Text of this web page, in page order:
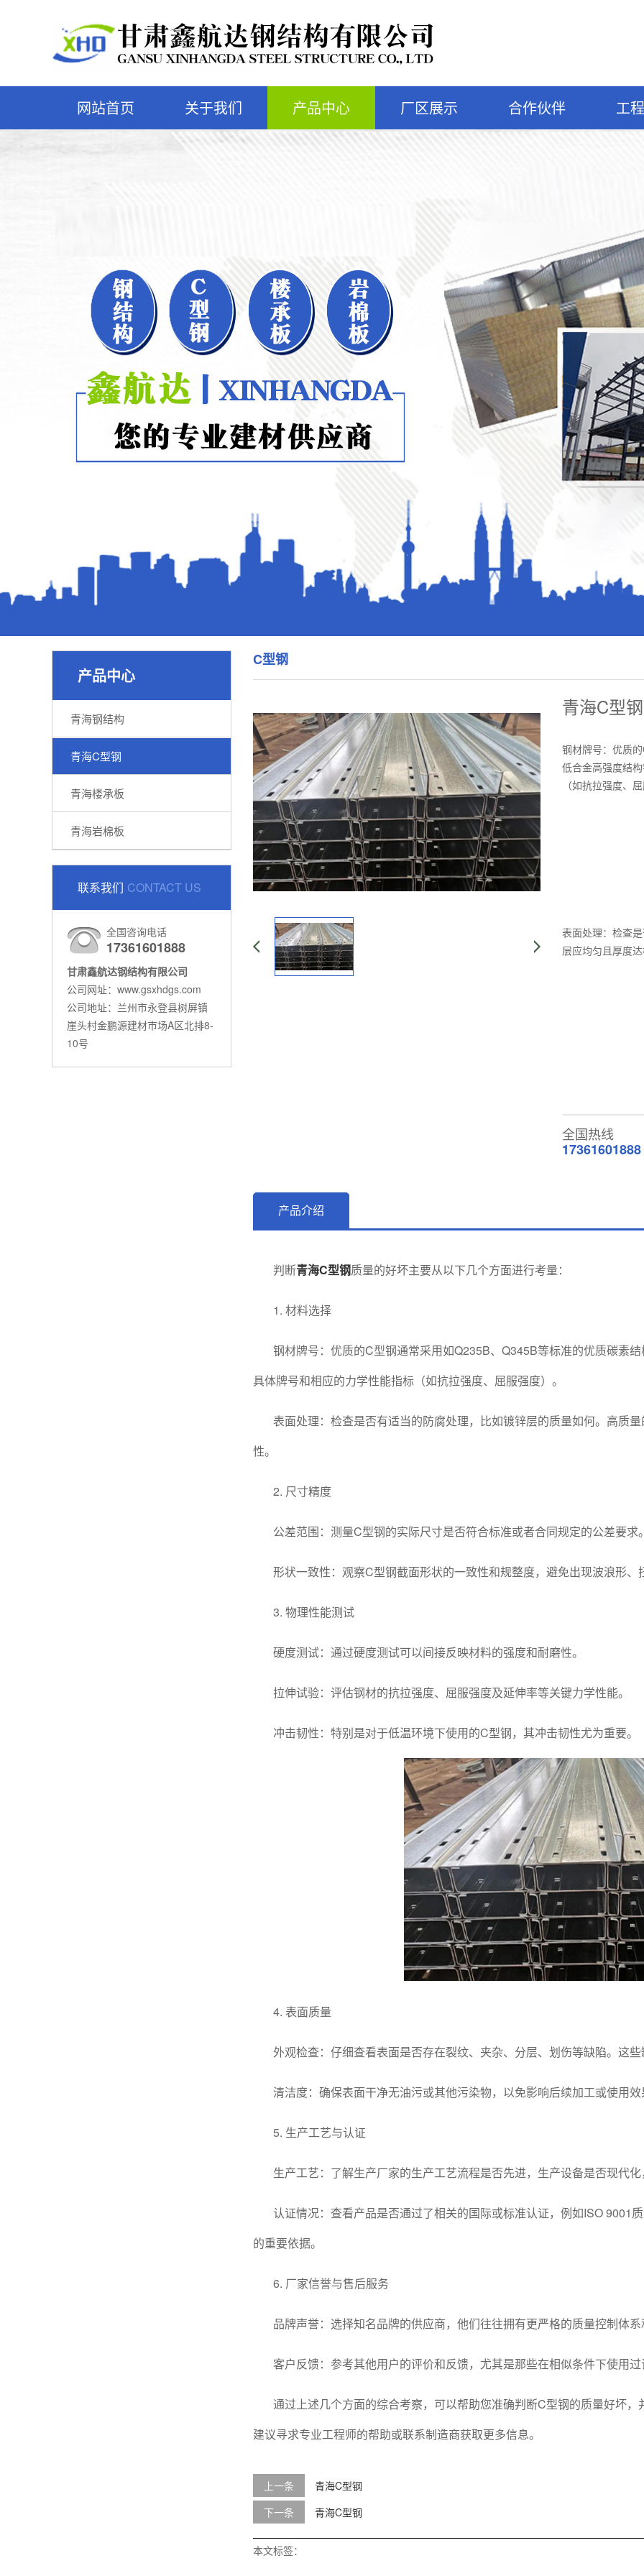
网站首页 关于我们 产品中心 厂区展示 合作伙伴 工
产品中心
青海钢结构
青海C型钢
青海楼承板
青海岩棉板
联系我们 CONTACT US
全国咨询电话
17361601888
甘肃鑫航达钢结构有限公司
公司网址：www.gsxhdgs.com
公司地址：兰州市永登县树屏镇
崖头村金鹏源建材市场A区北排8-
10号
C型钢
青海C型钢
钢材牌号：优质
低合金高强度结
（如抗拉强度、
表面处理：检查
层应均匀且厚度
全国热线
17361601888
产品介绍
判断青海C型钢质量的好坏主要从以下几个方面进行考量：
1. 材料选择
钢材牌号：优质的C型钢通常采用如Q235B、Q345B等标准的优质碳素
具体牌号和相应的力学性能指标（如抗拉强度、屈服强度）。
表面处理：检查是否有适当的防腐处理，比如镀锌层的质量如何。高质
性。
2. 尺寸精度
公差范围：测量C型钢的实际尺寸是否符合标准或者合同规定的公差要
形状一致性：观察C型钢截面形状的一致性和规整度，避免出现波浪形、
3. 物理性能测试
硬度测试：通过硬度测试可以间接反映材料的强度和耐磨性。
拉伸试验：评估钢材的抗拉强度、屈服强度及延伸率等关键力学性能。
冲击韧性：特别是对于低温环境下使用的C型钢，其冲击韧性尤为重要。
4. 表面质量
外观检查：仔细查看表面是否存在裂纹、夹杂、分层、划伤等缺陷。这
清洁度：确保表面干净无油污或其他污染物，以免影响后续加工或使用
5. 生产工艺与认证
生产工艺：了解生产厂家的生产工艺流程是否先进，生产设备是否现代
认证情况：查看产品是否通过了相关的国际或标准认证，例如ISO 9001
的重要依据。
6. 厂家信誉与售后服务
品牌声誉：选择知名品牌的供应商，他们往往拥有更严格的质量控制体
客户反馈：参考其他用户的评价和反馈，尤其是那些在相似条件下使用
通过上述几个方面的综合考察，可以帮助您准确判断C型钢的质量好坏
建议寻求专业工程师的帮助或联系制造商获取更多信息。
上一条
青海C型钢
下一条
青海C型钢
本文标签：